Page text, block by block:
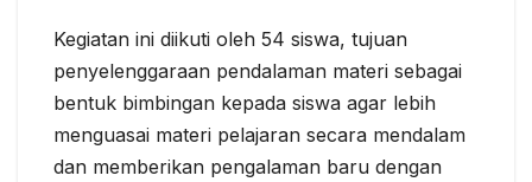
Kegiatan ini diikuti oleh 54 siswa, tujuan
penyelenggaraan pendalaman materi sebagai
bentuk bimbingan kepada siswa agar lebih
menguasai materi pelajaran secara mendalam
dan memberikan pengalaman baru dengan